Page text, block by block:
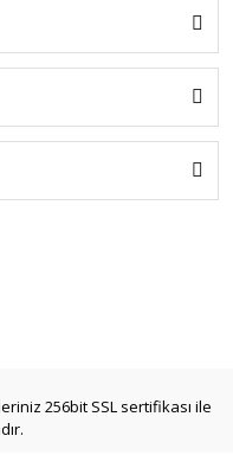
256bit SSL sertifikası ile